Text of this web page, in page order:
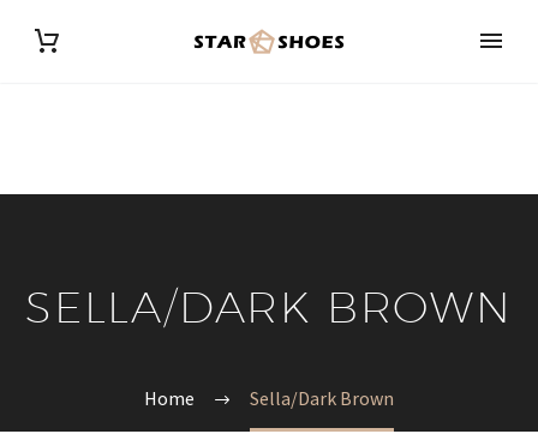
SELLA/DARK BROWN
Home Sella/Dark Brown